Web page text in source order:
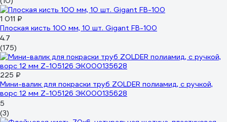
1 011 ₽
Плоская кисть 100 мм, 10 шт. Gigant FB-100
4.7
(175)
225 ₽
Мини-валик для покраски труб ZOLDER полиамид, с ручкой,
ворс 12 мм Z-105126 ЭК000135628
5
(3)